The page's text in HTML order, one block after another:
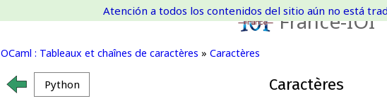
France-IOI
OCaml : Tableaux et chaînes de caractères » Caractères
Atención a todos los contenidos del sitio aún no está
Python Caractères